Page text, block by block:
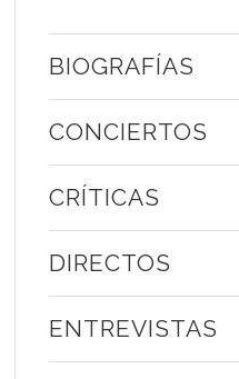
BIOGRAFÍAS
CONCIERTOS
CRÍTICAS
DIRECTOS
ENTREVISTAS